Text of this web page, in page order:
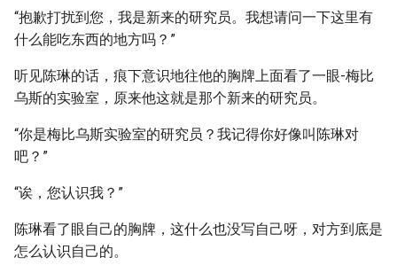
“抱歉打扰到您，我是新来的研究员。我想请问一下这里有
什么能吃东西的地方吗？”
听见陈琳的话，痕下意识地往他的胸牌上面看了一眼-梅比
乌斯的实验室，原来他这就是那个新来的研究员。
“你是梅比乌斯实验室的研究员？我记得你好像叫陈琳对
吧？”
“诶，您认识我？”
陈琳看了眼自己的胸牌，这什么也没写自己呀，对方到底是
怎么认识自己的。